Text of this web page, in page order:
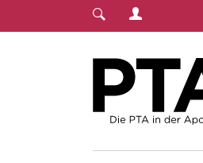
Login Menu